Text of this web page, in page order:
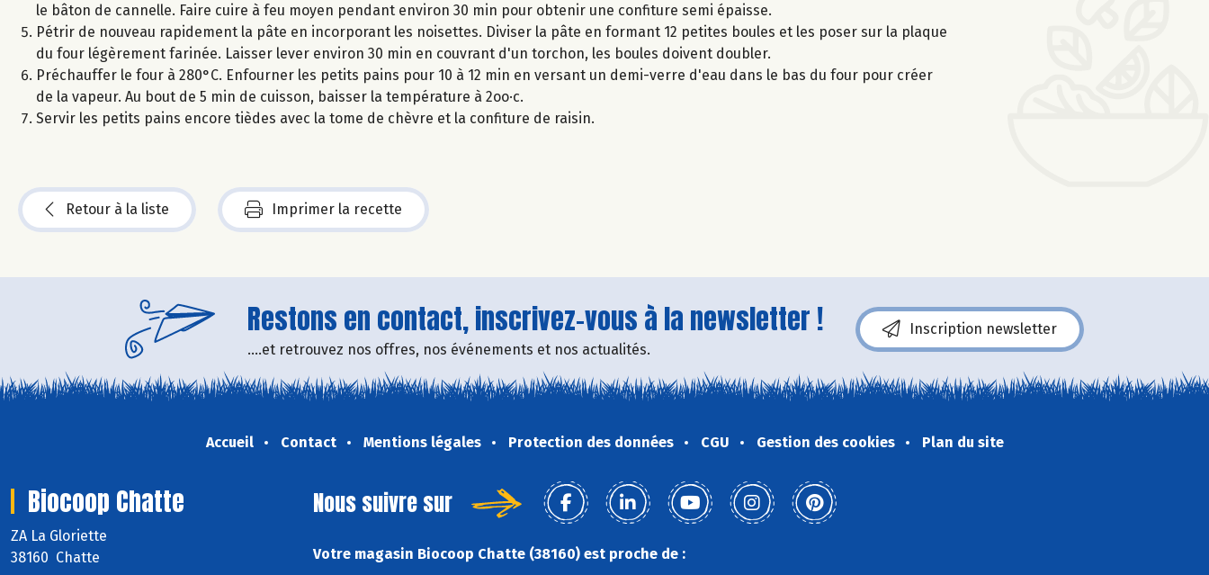
le bâton de cannelle. Faire cuire à feu moyen pendant environ 30 min pour obtenir une confiture semi épaisse.
Pétrir de nouveau rapidement la pâte en incorporant les noisettes. Diviser la pâte en formant 12 petites boules et les poser sur la plaque
du four légèrement farinée. Laisser lever environ 30 min en couvrant d'un torchon, les boules doivent doubler.
Préchauffer le four à 280°C. Enfourner les petits pains pour 10 à 12 min en versant un demi-verre d'eau dans le bas du four pour créer
de la vapeur. Au bout de 5 min de cuisson, baisser la température à 2oo·c.
Servir les petits pains encore tièdes avec la tome de chèvre et la confiture de raisin.
Retour à la liste Imprimer la recette
Restons en contact, inscrivez-vous à la newsletter !
....et retrouvez nos offres, nos événements et nos actualités.
Inscription newsletter
Accueil Contact Mentions légales Protection des données CGU Gestion des cookies Plan du site
Biocoop Chatte
ZA La Gloriette
38160 Chatte
Nous suivre sur
Votre magasin Biocoop Chatte (38160) est proche de :